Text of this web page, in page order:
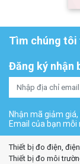
Tìm chúng tôi
Đăng ký nhận
Nhận mã giảm
Email của bạn mỗi
Thiết bị đo điện,
Thiết bị đo môi